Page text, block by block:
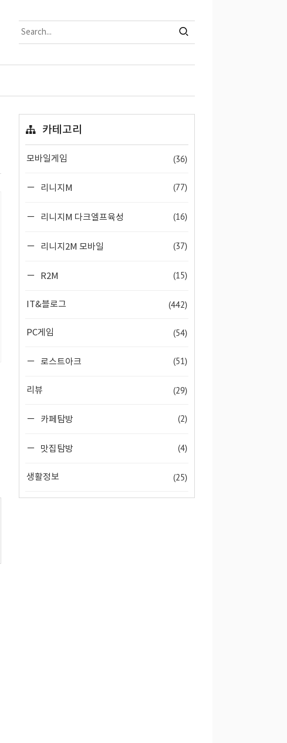
카테고리
모바일게임 (36)
리니지M (77)
리니지M 다크엘프육성 (16)
리니지2M 모바일 (37)
R2M (15)
IT&블로그 (442)
PC게임 (54)
로스트아크 (51)
리뷰 (29)
카페탐방 (2)
맛집탐방 (4)
생활정보 (25)